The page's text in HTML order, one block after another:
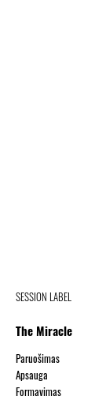
SESSION LABEL
The Miracle
Paruošimas
Apsauga
Formavimas